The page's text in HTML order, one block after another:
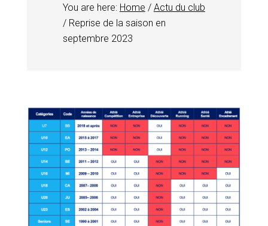
You are here: Home / Actu du club
/Reprise de la saison en
septembre 2023